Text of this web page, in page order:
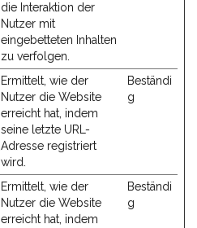
die Interaktion der
Nutzer mit
eingebetteten Inhalten
zu verfolgen.
Ermittelt, wie der
Nutzer die Website
erreicht hat, indem
seine letzte URL-
Adresse registriert
wird.
Beständi
g
Ermittelt, wie der
Nutzer die Website
erreicht hat, indem
Beständi
g